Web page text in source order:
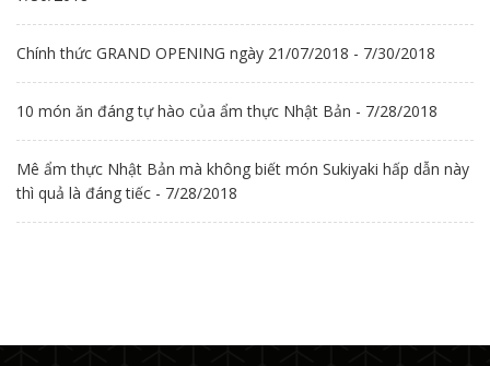
Chính thức GRAND OPENING ngày 21/07/2018 - 7/30/2018
10 món ăn đáng tự hào của ẩm thực Nhật Bản - 7/28/2018
Mê ẩm thực Nhật Bản mà không biết món Sukiyaki hấp dẫn này
thì quả là đáng tiếc - 7/28/2018